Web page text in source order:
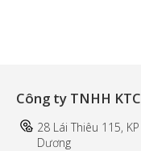
Công ty TNHH
28 Lái Thiêu 115,
Dương